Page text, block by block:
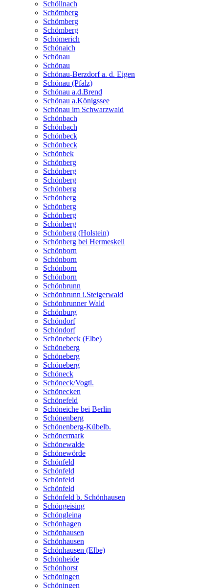
Schöllnach
Schömberg
Schömberg
Schömberg
Schömerich
Schönaich
Schönau
Schönau
Schönau-Berzdorf a. d. Eigen
Schönau (Pfalz)
Schönau a.d.Brend
Schönau a.Königssee
Schönau im Schwarzwald
Schönbach
Schönbach
Schönbeck
Schönbeck
Schönbek
Schönberg
Schönberg
Schönberg
Schönberg
Schönberg
Schönberg
Schönberg
Schönberg
Schönberg (Holstein)
Schönberg bei Hermeskeil
Schönborn
Schönborn
Schönborn
Schönborn
Schönbrunn
Schönbrunn i.Steigerwald
Schönbrunner Wald
Schönburg
Schöndorf
Schöndorf
Schönebeck (Elbe)
Schöneberg
Schöneberg
Schöneberg
Schöneck
Schöneck/Vogtl.
Schönecken
Schönefeld
Schöneiche bei Berlin
Schönenberg
Schönenberg-Kübelb.
Schönermark
Schönewalde
Schönewörde
Schönfeld
Schönfeld
Schönfeld
Schönfeld
Schönfeld b. Schönhausen
Schöngeising
Schöngleina
Schönhagen
Schönhausen
Schönhausen
Schönhausen (Elbe)
Schönheide
Schönhorst
Schöningen
Schöningen